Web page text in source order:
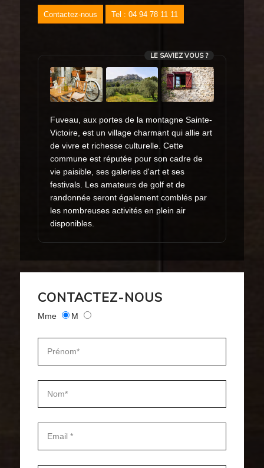
Contactez-nous Tel : 04 94 78 11 11
LE SAVIEZ VOUS ?
Fuveau, aux portes de la montagne Sainte-
Victoire, est un village charmant qui allie art
de vivre et richesse culturelle. Cette
commune est réputée pour son cadre de
vie paisible, ses galeries d'art et ses
festivals. Les amateurs de golf et de
randonnée seront également comblés par
les nombreuses activités en plein air
disponibles.
CONTACTEZ-NOUS
Mme M